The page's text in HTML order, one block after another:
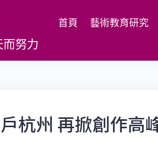
努力
首頁 藝術教育研究
杭州 再掀創作高